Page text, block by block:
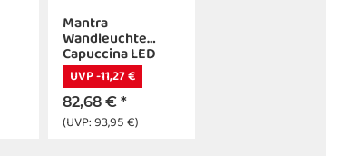
Mantra
Wandleuchte
Capuccina LED
weiß
UVP -11,27 €
82,68 € *
(UVP:93,95 €)